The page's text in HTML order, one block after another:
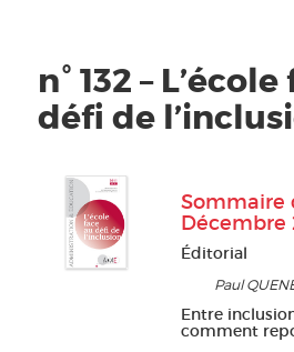
n° 132 –
défi de
Sommaire
Décembre
Éditorial
Paul
Entre
comment